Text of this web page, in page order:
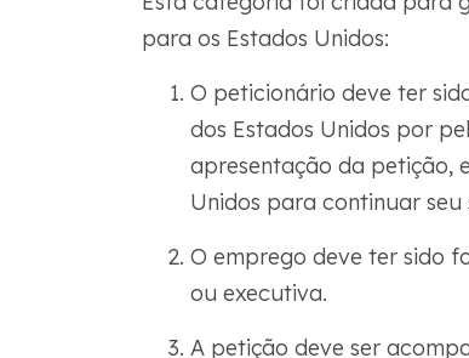
para os Estados Unidos:
O peticionário deve ter
dos Estados Unidos por
apresentação da petição,
Unidos para continuar
O emprego deve ter sido
ou executiva.
A petição deve ser